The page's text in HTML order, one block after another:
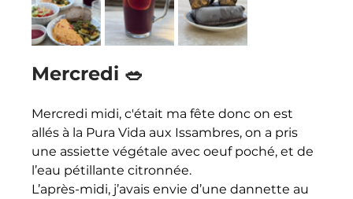
Mercredi 🥗
Mercredi midi, c'était ma fête donc on est
allés à la Pura Vida aux Issambres, on a pris
une assiette végétale avec oeuf poché, et de
l’eau pétillante citronnée.
L’après-midi, j’avais envie d’une dannette au